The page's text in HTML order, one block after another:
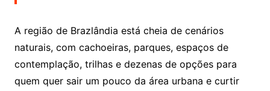
A região de Brazlândia está cheia de cenários
naturais, com cachoeiras, parques, espaços de
contemplação, trilhas e dezenas de opções para
quem quer sair um pouco da área urbana e curtir